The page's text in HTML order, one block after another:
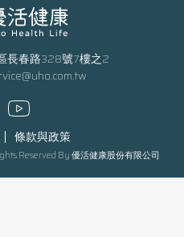
長春路328號7樓之2
條款與政策
Reserved By 優活健康股份有限公司